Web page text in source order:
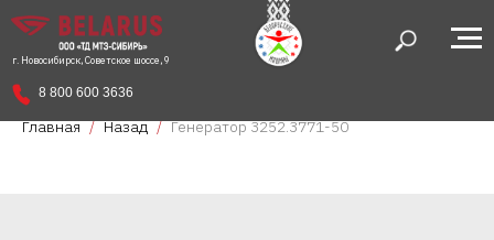
г. Новосибирск, Советское шоссе, 9
8 800 600 3636
Главная Назад Генератор 3252.3771-50